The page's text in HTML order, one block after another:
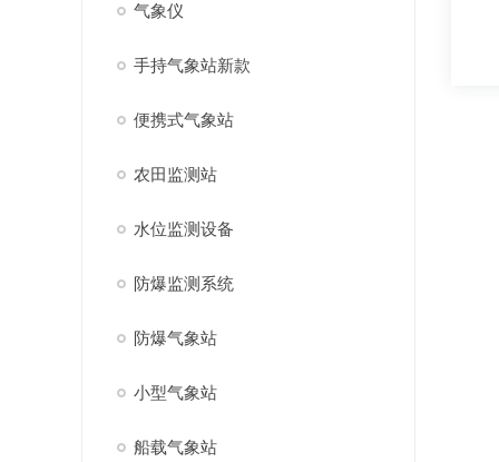
气象仪
手持气象站新款
便携式气象站
农田监测站
水位监测设备
防爆监测系统
防爆气象站
小型气象站
船载气象站